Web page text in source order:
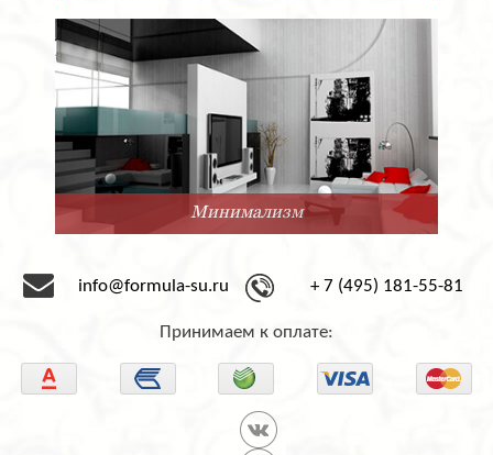
Минимализм
info@formula-su.ru + 7 (495) 181-55-81
Принимаем к оплате: